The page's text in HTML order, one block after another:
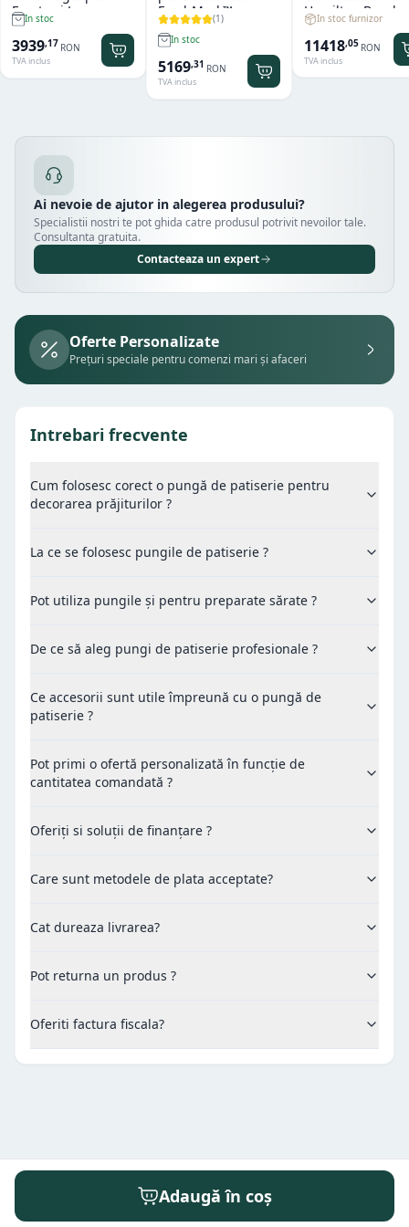
Fructe si Legume
Hendi
In stoc
3939,17 RON
TVA inclus
FreshMark™
Hamilton Beach
(1)
In stoc
5169,31 RON
TVA inclus
Hamilton Beach
Summit® Edge
In stoc furnizor
11418,05 RON
TVA inclus
Ai nevoie de ajutor in alegerea produsului?
Specialistii nostri te pot ghida catre produsul potrivit nevoilor tale.
Consultanta gratuita.
Contacteaza un expert
Oferte Personalizate
Prețuri speciale pentru comenzi mari și afaceri
Intrebari frecvente
Cum folosesc corect o pungă de patiserie pentru
decorarea prăjiturilor ?
La ce se folosesc pungile de patiserie ?
Pot utiliza pungile și pentru preparate sărate ?
De ce să aleg pungi de patiserie profesionale ?
Ce accesorii sunt utile împreună cu o pungă de
patiserie ?
Pot primi o ofertă personalizată în funcție de
cantitatea comandată ?
Oferiți si soluții de finanțare ?
Care sunt metodele de plata acceptate?
Cat dureaza livrarea?
Pot returna un produs ?
Oferiti factura fiscala?
Adaugă în coș